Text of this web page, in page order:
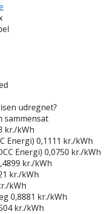
udregnet?
sammensat
kr./kWh
Energi) 0,1111 kr./kWh
Energi) 0,0750 kr./kWh
kr./kWh
kr./kWh
kWh
0,8881 kr./kWh
kr./kWh